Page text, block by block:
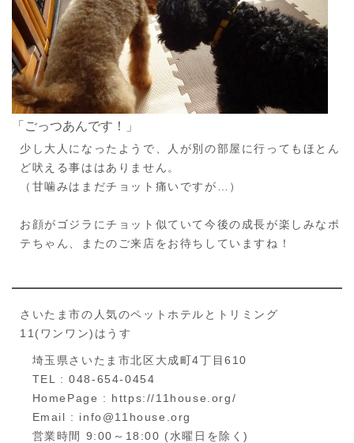
「ごっつあんです！」
少し大人になったようで、人が別の部屋に行ってもほとん
ど吠える事ははありません。
（甘噛みはまだチョット痛いですが…）
お顔がゴジラにチョット似ていて今後の成長が楽しみなポ
テちゃん、またのご来店をお待ちしていますね！
さいたま市の人気のペットホテルとトリミング
11(ワンワン)はうす
埼玉県さいたま市北区大成町4丁目610
TEL : 048-654-0454
HomePage : https://11house.org/
Email : info@11house.org
営業時間 9:00～18:00 (水曜日を除く)